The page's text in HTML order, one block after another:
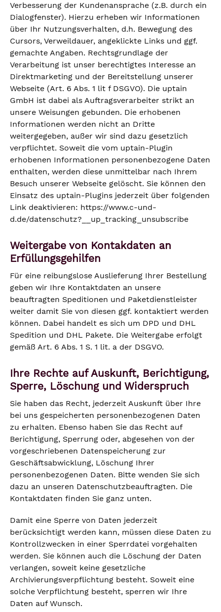
Verbesserung der Kundenansprache (z.B. durch ein
Dialogfenster). Hierzu erheben wir Informationen
über Ihr Nutzungsverhalten, d.h. Bewegung des
Cursors, Verweildauer, angeklickte Links und ggf.
gemachte Angaben. Rechtsgrundlage der
Verarbeitung ist unser berechtigtes Interesse an
Direktmarketing und der Bereitstellung unserer
Webseite (Art. 6 Abs. 1 lit f DSGVO). Die uptain
GmbH ist dabei als Auftragsverarbeiter strikt an
unsere Weisungen gebunden. Die erhobenen
Informationen werden nicht an Dritte
weitergegeben, außer wir sind dazu gesetzlich
verpflichtet. Soweit die vom uptain-Plugin
erhobenen Informationen personenbezogene Daten
enthalten, werden diese unmittelbar nach Ihrem
Besuch unserer Webseite gelöscht. Sie können den
Einsatz des uptain-Plugins jederzeit über folgenden
Link deaktivieren: https://www.c-und-
d.de/datenschutz?__up_tracking_unsubscribe
Weitergabe von Kontakdaten an
Erfüllungsgehilfen
Für eine reibungslose Auslieferung Ihrer Bestellung
geben wir Ihre Kontaktdaten an unsere
beauftragten Speditionen und Paketdienstleister
weiter damit Sie von diesen ggf. kontaktiert werden
können. Dabei handelt es sich um DPD und DHL
Spedition und DHL Pakete. Die Weitergabe erfolgt
gemäß Art. 6 Abs. 1 S. 1 lit. a der DSGVO.
Ihre Rechte auf Auskunft, Berichtigung,
Sperre, Löschung und Widerspruch
Sie haben das Recht, jederzeit Auskunft über Ihre
bei uns gespeicherten personenbezogenen Daten
zu erhalten. Ebenso haben Sie das Recht auf
Berichtigung, Sperrung oder, abgesehen von der
vorgeschriebenen Datenspeicherung zur
Geschäftsabwicklung, Löschung Ihrer
personenbezogenen Daten. Bitte wenden Sie sich
dazu an unseren Datenschutzbeauftragten. Die
Kontaktdaten finden Sie ganz unten.
Damit eine Sperre von Daten jederzeit
berücksichtigt werden kann, müssen diese Daten zu
Kontrollzwecken in einer Sperrdatei vorgehalten
werden. Sie können auch die Löschung der Daten
verlangen, soweit keine gesetzliche
Archivierungsverpflichtung besteht. Soweit eine
solche Verpflichtung besteht, sperren wir Ihre
Daten auf Wunsch.